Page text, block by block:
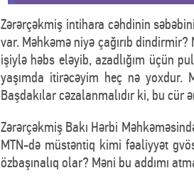
Zərərçəkmiş intihara cəhdinin
var. Məhkəmə niyə çağırıb
işiylə həbs eləyib, azadlığım üçün
yaşımda itirəcəyim heç nə yoxdur.
Başdakılar cəzalanmalıdır ki, bu cür
Zərərçəkmiş Bakı Hərbi
MTN-də müstəntiq kimi fəaliyyət
özbaşınalıq olar? Məni bu addımı